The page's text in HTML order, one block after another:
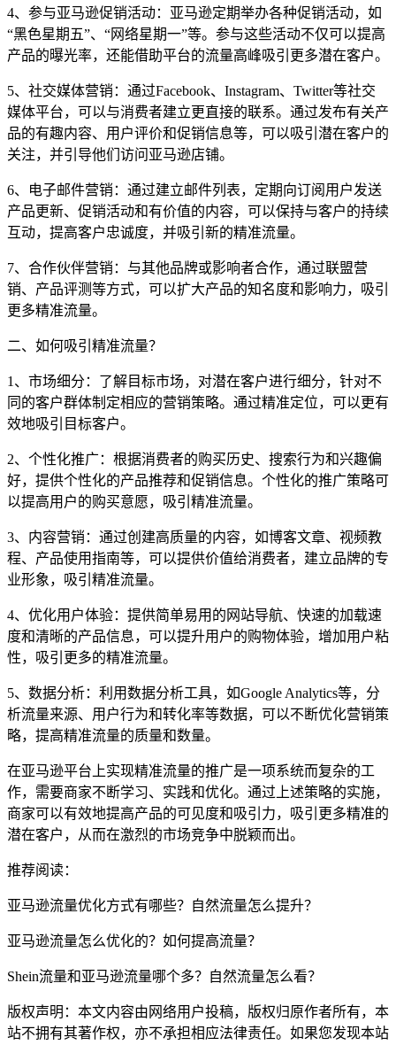
4、参与亚马逊促销活动：亚马逊定期举办各种促销活动，如
“黑色星期五”、“网络星期一”等。参与这些活动不仅可以提高
产品的曝光率，还能借助平台的流量高峰吸引更多潜在客户。
5、社交媒体营销：通过Facebook、Instagram、Twitter等社交
媒体平台，可以与消费者建立更直接的联系。通过发布有关产
品的有趣内容、用户评价和促销信息等，可以吸引潜在客户的
关注，并引导他们访问亚马逊店铺。
6、电子邮件营销：通过建立邮件列表，定期向订阅用户发送
产品更新、促销活动和有价值的内容，可以保持与客户的持续
互动，提高客户忠诚度，并吸引新的精准流量。
7、合作伙伴营销：与其他品牌或影响者合作，通过联盟营
销、产品评测等方式，可以扩大产品的知名度和影响力，吸引
更多精准流量。
二、如何吸引精准流量？
1、市场细分：了解目标市场，对潜在客户进行细分，针对不
同的客户群体制定相应的营销策略。通过精准定位，可以更有
效地吸引目标客户。
2、个性化推广：根据消费者的购买历史、搜索行为和兴趣偏
好，提供个性化的产品推荐和促销信息。个性化的推广策略可
以提高用户的购买意愿，吸引精准流量。
3、内容营销：通过创建高质量的内容，如博客文章、视频教
程、产品使用指南等，可以提供价值给消费者，建立品牌的专
业形象，吸引精准流量。
4、优化用户体验：提供简单易用的网站导航、快速的加载速
度和清晰的产品信息，可以提升用户的购物体验，增加用户粘
性，吸引更多的精准流量。
5、数据分析：利用数据分析工具，如Google Analytics等，分
析流量来源、用户行为和转化率等数据，可以不断优化营销策
略，提高精准流量的质量和数量。
在亚马逊平台上实现精准流量的推广是一项系统而复杂的工
作，需要商家不断学习、实践和优化。通过上述策略的实施，
商家可以有效地提高产品的可见度和吸引力，吸引更多精准的
潜在客户，从而在激烈的市场竞争中脱颖而出。
推荐阅读：
亚马逊流量优化方式有哪些？自然流量怎么提升？
亚马逊流量怎么优化的？如何提高流量？
Shein流量和亚马逊流量哪个多？自然流量怎么看？
版权声明：本文内容由网络用户投稿，版权归原作者所有，本
站不拥有其著作权，亦不承担相应法律责任。如果您发现本站